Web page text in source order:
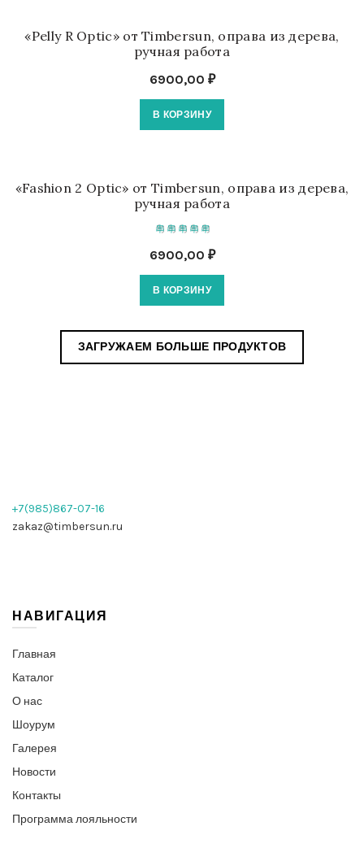
«Pelly R Optic» от Timbersun, оправа из дерева,
ручная работа
6900,00 ₽
В КОРЗИНУ
«Fashion 2 Optic» от Timbersun, оправа из дерева,
ручная работа
6900,00 ₽
В КОРЗИНУ
ЗАГРУЖАЕМ БОЛЬШЕ ПРОДУКТОВ
+7(985)867-07-16
zakaz@timbersun.ru
НАВИГАЦИЯ
Главная
Каталог
О нас
Шоурум
Галерея
Новости
Контакты
Программа лояльности